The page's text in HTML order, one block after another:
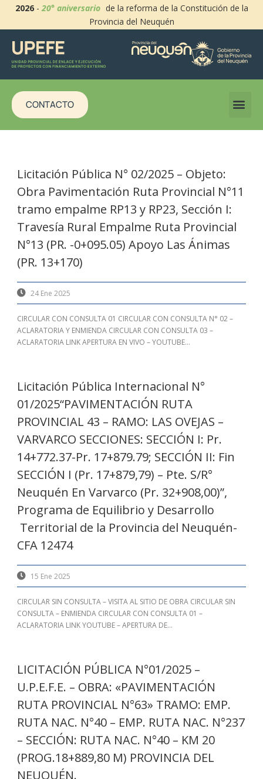
2026-20° aniversario de la reforma de la Constitución de la
Provincia del Neuquén
CONTACTO
Licitación Pública N° 02/2025 – Objeto:
Obra Pavimentación Ruta Provincial N°11
tramo empalme RP13 y RP23, Sección I:
Travesía Rural Empalme Ruta Provincial
N°13 (PR. -0+095.05) Apoyo Las Ánimas
(PR. 13+170)
24 Ene 2025
CIRCULAR CON CONSULTA 01 CIRCULAR CON CONSULTA N° 02 –
ACLARATORIA Y ENMIENDA CIRCULAR CON CONSULTA 03 –
ACLARATORIA LINK APERTURA EN VIVO – YOUTUBE...
Licitación Pública Internacional N°
01/2025“PAVIMENTACIÓN RUTA
PROVINCIAL 43 – RAMO: LAS OVEJAS –
VARVARCO SECCIONES: SECCIÓN I: Pr.
14+772.37-Pr. 17+879.79; SECCIÓN II: Fin
SECCIÓN I (Pr. 17+879,79) – Pte. S/R°
Neuquén En Varvarco (Pr. 32+908,00)”,
Programa de Equilibrio y Desarrollo
Territorial de la Provincia del Neuquén-
CFA 12474
15 Ene 2025
CIRCULAR SIN CONSULTA – VISITA AL SITIO DE OBRA CIRCULAR SIN
CONSULTA – ENMIENDA CIRCULAR CON CONSULTA 01 –
ACLARATORIA LINK YOUTUBE – APERTURA DE...
LICITACIÓN PÚBLICA N°01/2025 –
U.P.E.F.E. – OBRA: «PAVIMENTACIÓN
RUTA PROVINCIAL N°63» TRAMO: EMP.
RUTA NAC. N°40 – EMP. RUTA NAC. N°237
– SECCIÓN: RUTA NAC. N°40 – KM 20
(PROG.18+889,80 M) PROVINCIA DEL
NEUQUÉN.